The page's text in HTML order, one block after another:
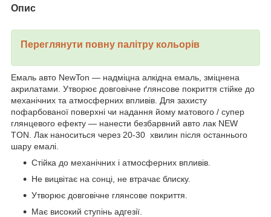
Опис
Переглянути повну палітру кольорів
Емаль авто NewTon — надміцна алкідна емаль, зміцнена
акрилатами. Утворює довговічне ґлянсове покриття стійке до
механічних та атмосферних впливів. Для захисту
пофарбованої поверхні чи надання йому матового / супер
глянцевого ефекту — нанести безбарвний авто лак NEW
TON. Лак наноситься через 20-30 хвилин після останнього
шару емалі.
Стійка до механічних і атмосферних впливів.
Не вицвітає на сонці, не втрачає блиску.
Утворює довговічне глянсове покриття.
Має високий ступінь адгезії.